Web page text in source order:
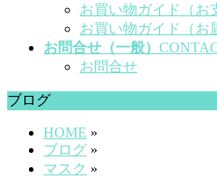
お買い物ガイド（お
お買い物ガイド（お
お問合せ（一般）
お問合せ
ブログ
HOME »
ブログ »
マスク »